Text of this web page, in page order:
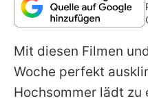
Mit diesen Filmen
Woche perfekt
Hochsommer lädt zu